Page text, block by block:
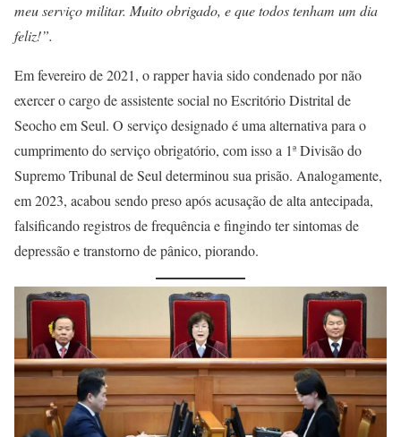
meu serviço militar. Muito obrigado, e que todos tenham um dia
feliz!”.
Em fevereiro de 2021, o rapper havia sido condenado por não
exercer o cargo de assistente social no Escritório Distrital de
Seocho em Seul. O serviço designado é uma alternativa para o
cumprimento do serviço obrigatório, com isso a 1ª Divisão do
Supremo Tribunal de Seul determinou sua prisão. Analogamente,
em 2023, acabou sendo preso após acusação de alta antecipada,
falsificando registros de frequência e fingindo ter sintomas de
depressão e transtorno de pânico, piorando.